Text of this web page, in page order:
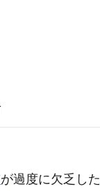
が過度に欠乏した